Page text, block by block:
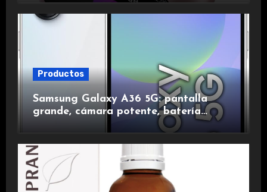
duración.
Productos
Samsung Galaxy A36 5G: pantalla
grande, cámara potente, batería
duradera y carga rápida para una